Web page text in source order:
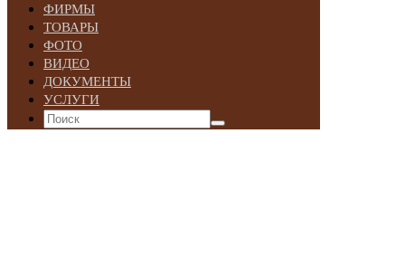
ФИРМЫ
ТОВАРЫ
ФОТО
ВИДЕО
ДОКУМЕНТЫ
УСЛУГИ